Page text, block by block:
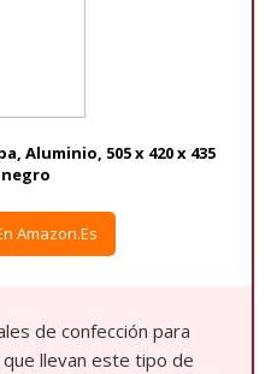
Aluminio, 505 x 420 x 435
negro
Amazon.es
de confección para
llevan este tipo de